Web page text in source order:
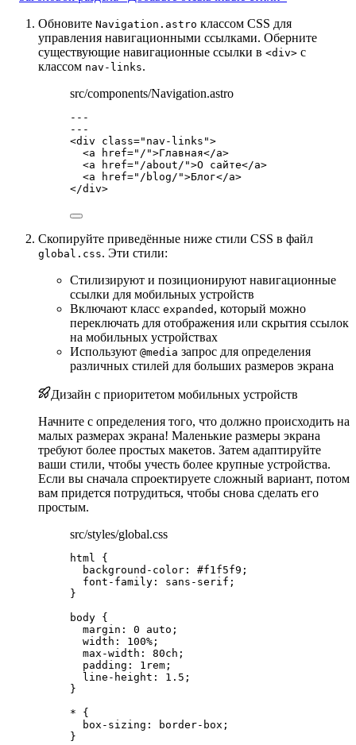
Обновите Navigation.astro классом CSS для
управления навигационными ссылками. Оберните
существующие навигационные ссылки в <div> с
классом nav-links.
src/components/Navigation.astro
---
---
<div class=" nav-links ">
<a href=" / ">Главная</a>
<a href=" /about/ ">О сайте</a>
<a href=" /blog/ ">Блог</a>
</div>
Скопируйте приведённые ниже стили CSS в файл
global.css. Эти стили:
Стилизируют и позиционируют навигационные
ссылки для мобильных устройств
Включают класс expanded , который можно
переключать для отображения или скрытия ссылок
на мобильных устройствах
Используют @media запрос для определения
различных стилей для больших размеров экрана
Дизайн с приоритетом мобильных устройств
Начните с определения того, что должно происходить на
малых размерах экрана! Маленькие размеры экрана
требуют более простых макетов. Затем адаптируйте
ваши стили, чтобы учесть более крупные устройства.
Если вы сначала спроектируете сложный вариант, потом
вам придется потрудиться, чтобы снова сделать его
простым.
src/styles/global.css
html
{
background-color : #f1f5f9 ;
font-family : sans-serif ;
}
body {
margin : 0 auto ;
width : 100% ;
max-width : 80ch ;
padding : 1 rem ;
line-height : 1.5 ;
}
* {
box-sizing : border-box ;
}